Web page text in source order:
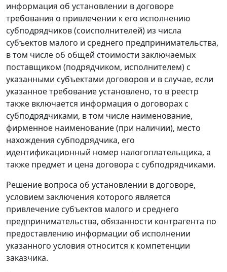
информация об установлении в договоре
требования о привлечении к его исполнению
субподрядчиков (соисполнителей) из числа
субъектов малого и среднего предпринимательства,
в том числе об общей стоимости заключаемых
поставщиком (подрядчиком, исполнителем) с
указанными субъектами договоров и в случае, если
указанное требование установлено, то в реестр
также включается информация о договорах с
субподрядчиками, в том числе наименование,
фирменное наименование (при наличии), место
нахождения субподрядчика, его
идентификационный номер налогоплательщика, а
также предмет и цена договора с субподрядчиками.
Решение вопроса об установлении в договоре,
условием заключения которого является
привлечение субъектов малого и среднего
предпринимательства, обязанности контрагента по
предоставлению информации об исполнении
указанного условия относится к компетенции
заказчика.